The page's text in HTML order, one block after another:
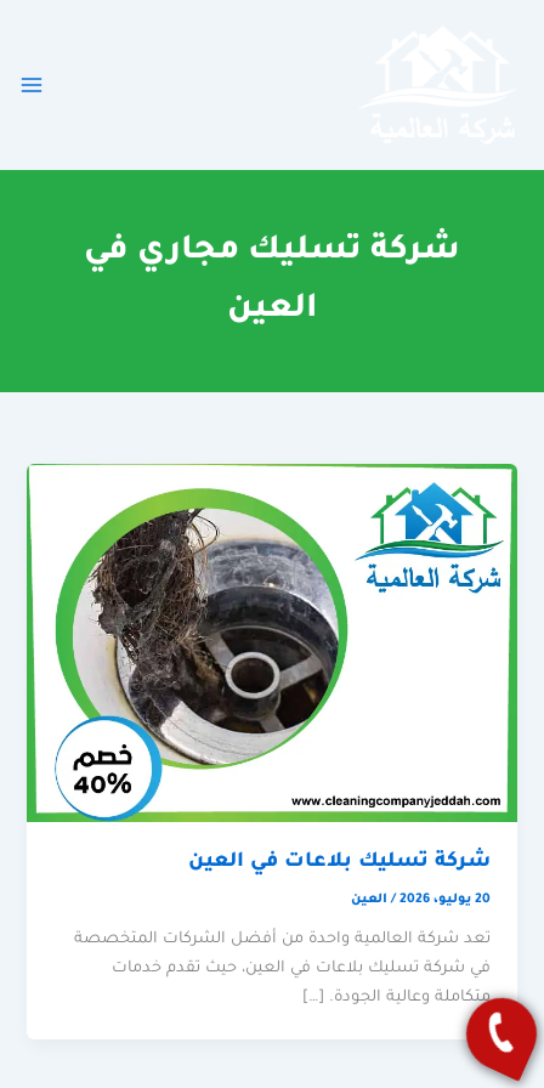
شركة تسليك مجاري في
العين
شركة تسليك بلاعات في العين
20 يوليو، 2026 / العين
تعد شركة العالمية واحدة من أفضل الشركات المتخصصة
في شركة تسليك بلاعات في العين، حيث تقدم خدمات
متكاملة وعالية الجودة. […]